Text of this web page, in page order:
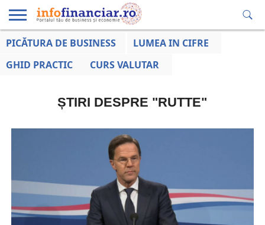
EDUCAȚIE
LA ZI
AFACERILOR
PICĂTURA DE BUSINESS
LUMEA IN CIFRE
GHID PRACTIC
CURS VALUTAR
ȘTIRI DESPRE "RUTTE"